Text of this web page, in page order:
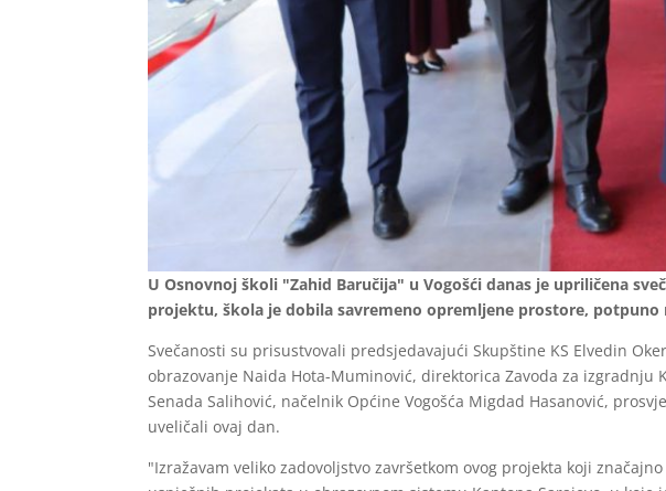
U Osnovnoj školi "Zahid Baručija" u Vogošći danas je upriličena
projektu, škola je dobila savremeno opremljene prostore,
Svečanosti su prisustvovali predsjedavajući Skupštine KS Elvedin
obrazovanje Naida Hota-Muminović, direktorica Zavoda za izgradnju
Senada Salihović, načelnik Općine Vogošća Migdad Hasanović,
uveličali ovaj dan.
"Izražavam veliko zadovoljstvo završetkom ovog projekta koji